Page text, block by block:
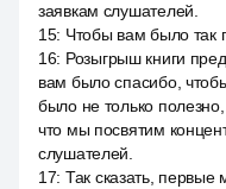
заявкам слушателей.
15: Чтобы вам было так
16: Розыгрыш книги
вам было спасибо,
было не только
что мы посвятим
слушателей.
17: Так сказать,